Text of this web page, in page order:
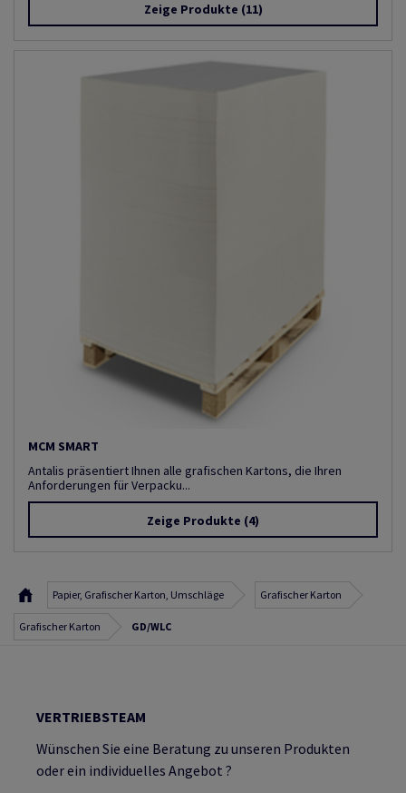
Zeige Produkte (11)
MCM SMART
Antalis präsentiert Ihnen alle grafischen Kartons, die Ihren
Anforderungen für Verpacku...
Zeige Produkte (4)
Papier, Grafischer Karton, Umschläge Grafischer Karton
Grafischer Karton GD/WLC
VERTRIEBSTEAM
Wünschen Sie eine Beratung zu unseren Produkten
oder ein individuelles Angebot ?